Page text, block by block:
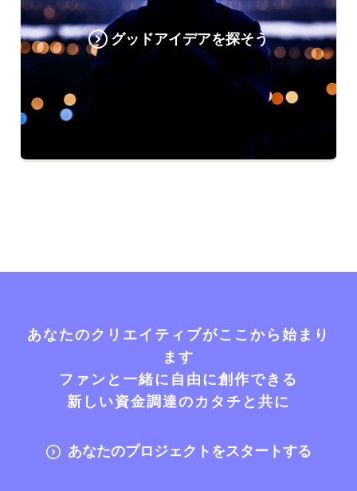
グッドアイデアを探そう
あなたのクリエイティブがここから始まり
ます
ファンと一緒に自由に創作できる
新しい資金調達のカタチと共に
あなたのプロジェクトをスタートする